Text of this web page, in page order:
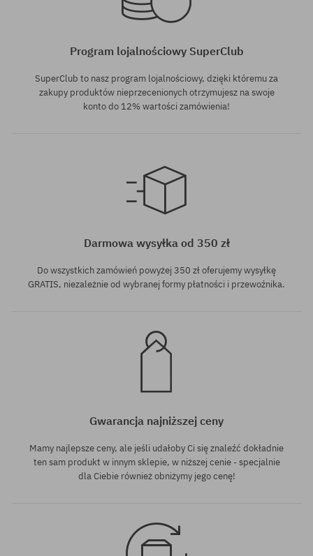
Program lojalnościowy SuperClub
SuperClub to nasz program lojalnościowy, dzięki któremu za
zakupy produktów nieprzecenionych otrzymujesz na swoje
konto do 12% wartości zamówienia!
Darmowa wysyłka od 350 zł
Do wszystkich zamówień powyżej 350 zł oferujemy wysyłkę
GRATIS, niezależnie od wybranej formy płatności i przewoźnika.
Gwarancja najniższej ceny
Mamy najlepsze ceny, ale jeśli udałoby Ci się znaleźć dokładnie
ten sam produkt w innym sklepie, w niższej cenie - specjalnie
dla Ciebie również obniżymy jego cenę!